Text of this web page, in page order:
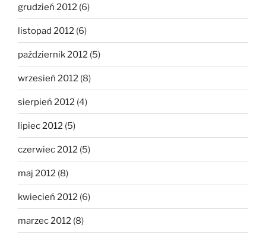
grudzień 2012 (6)
listopad 2012 (6)
październik 2012 (5)
wrzesień 2012 (8)
sierpień 2012 (4)
lipiec 2012 (5)
czerwiec 2012 (5)
maj 2012 (8)
kwiecień 2012 (6)
marzec 2012 (8)